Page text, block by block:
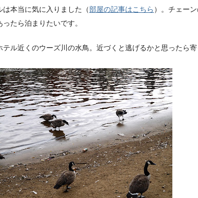
は本当に気に入りました（部屋の記事はこちら ）。チェー
ったら泊まりたいです。
テル近くのウーズ川の水鳥。近づくと逃げるかと思ったら寄